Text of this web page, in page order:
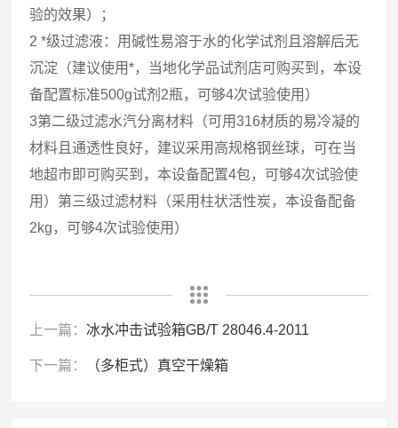
验的效果）；
2 *级过滤液：用碱性易溶于水的化学试剂且溶解后无
沉淀（建议使用*，当地化学品试剂店可购买到，本设
备配置标准500g试剂2瓶，可够4次试验使用）
3第二级过滤水汽分离材料（可用316材质的易冷凝的
材料且通透性良好，建议采用高规格钢丝球，可在当
地超市即可购买到，本设备配置4包，可够4次试验使
用）第三级过滤材料（采用柱状活性炭，本设备配备
2kg，可够4次试验使用）
上一篇：冰水冲击试验箱GB/T 28046.4-2011
下一篇： （多柜式）真空干燥箱